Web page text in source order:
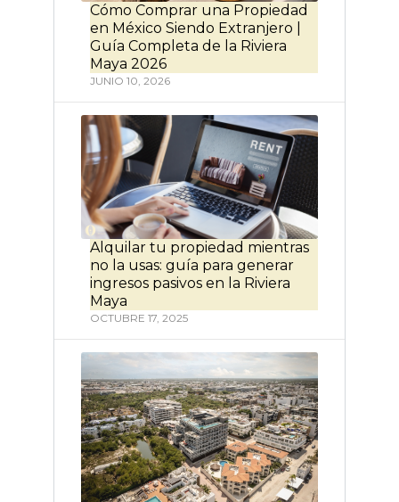
Cómo Comprar una Propiedad
en México Siendo Extranjero |
Guía Completa de la Riviera
Maya 2026
JUNIO 10, 2026
Alquilar tu propiedad mientras
no la usas: guía para generar
ingresos pasivos en la Riviera
Maya
OCTUBRE 17, 2025